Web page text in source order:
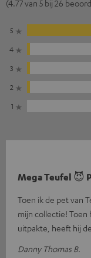
(4.77 van 5 bij 26
5
4
3
2
1
Mega Teufel 😈
Toen ik de pet van
mijn collectie! Toen
uitpakte, heeft hij de
Danny Thomas B.